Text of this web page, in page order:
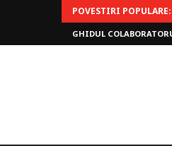
POVESTIRI POPULARE:
GHIDUL